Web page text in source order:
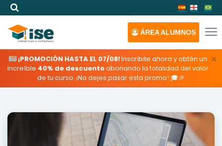
ÁREAALUMNOS
×
¡PROMOCIÓN HASTA EL 07/08!Inscribite ahora y obtén un
increíble 40% de descuentoabonando la totalidad del valor
de tu curso. ¡No dejes pasar esta promo! 🎓🎉